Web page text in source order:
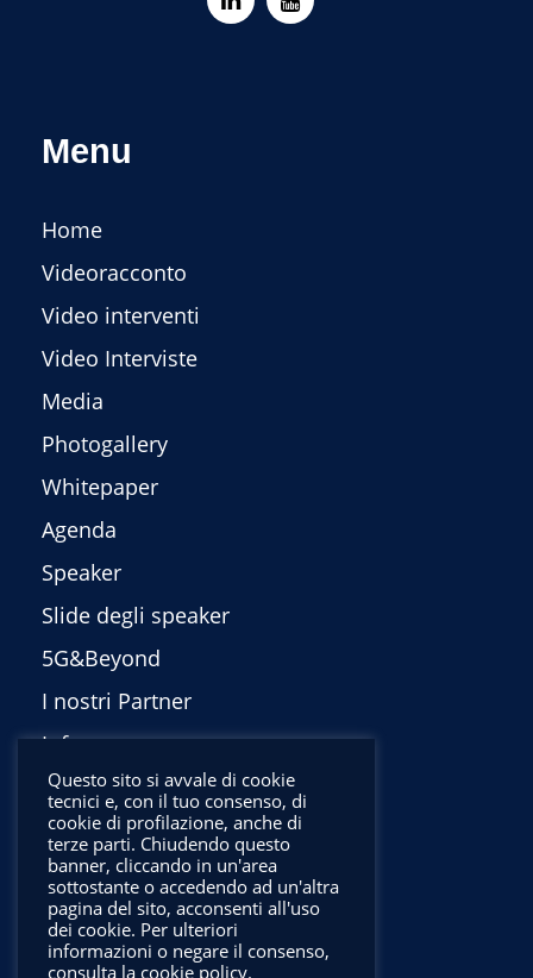
Menu
Home
Videoracconto
Video interventi
Video Interviste
Media
Photogallery
Whitepaper
Agenda
Speaker
Slide degli speaker
5G&Beyond
I nostri Partner
Info
Privacy Policy
English
Questo sito si avvale di cookie
tecnici e, con il tuo consenso, di
cookie di profilazione, anche di
terze parti. Chiudendo questo
banner, cliccando in un'area
sottostante o accedendo ad un'altra
pagina del sito, acconsenti all'uso
dei cookie. Per ulteriori
informazioni o negare il consenso,
consulta la cookie policy.